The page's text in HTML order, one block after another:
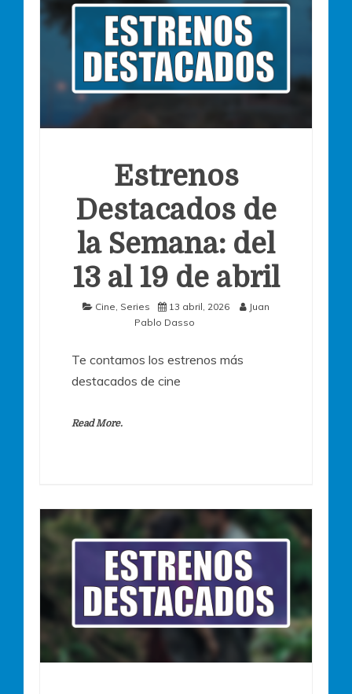
Estrenos
Destacados de
la Semana: del
13 al 19 de abril
Cine Series 13 abril, 2026
Juan
Pablo Dasso
Te contamos los estrenos más
destacados de cine
Read More.